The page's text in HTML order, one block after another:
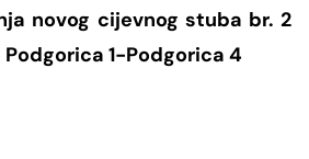
mrežanovog cijevnog stuba br. 2
1-Podgorica 4